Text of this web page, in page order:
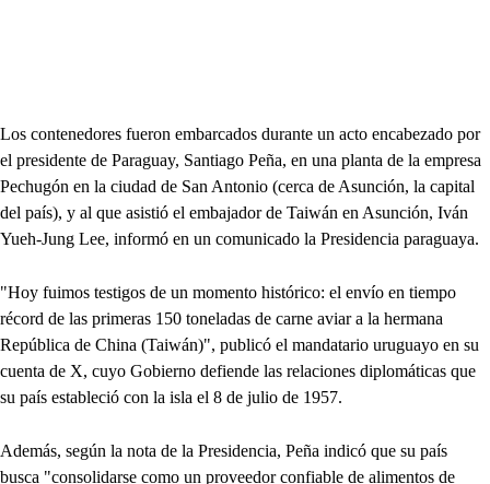
Los contenedores fueron embarcados durante un acto encabezado por
el presidente de Paraguay, Santiago Peña, en una planta de la empresa
Pechugón en la ciudad de San Antonio (cerca de Asunción, la capital
del país), y al que asistió el embajador de Taiwán en Asunción, Iván
Yueh-Jung Lee, informó en un comunicado la Presidencia paraguaya.
"Hoy fuimos testigos de un momento histórico: el envío en tiempo
récord de las primeras 150 toneladas de carne aviar a la hermana
República de China (Taiwán)", publicó el mandatario uruguayo en su
cuenta de X, cuyo Gobierno defiende las relaciones diplomáticas que
su país estableció con la isla el 8 de julio de 1957.
Además, según la nota de la Presidencia, Peña indicó que su país
busca "consolidarse como un proveedor confiable de alimentos de